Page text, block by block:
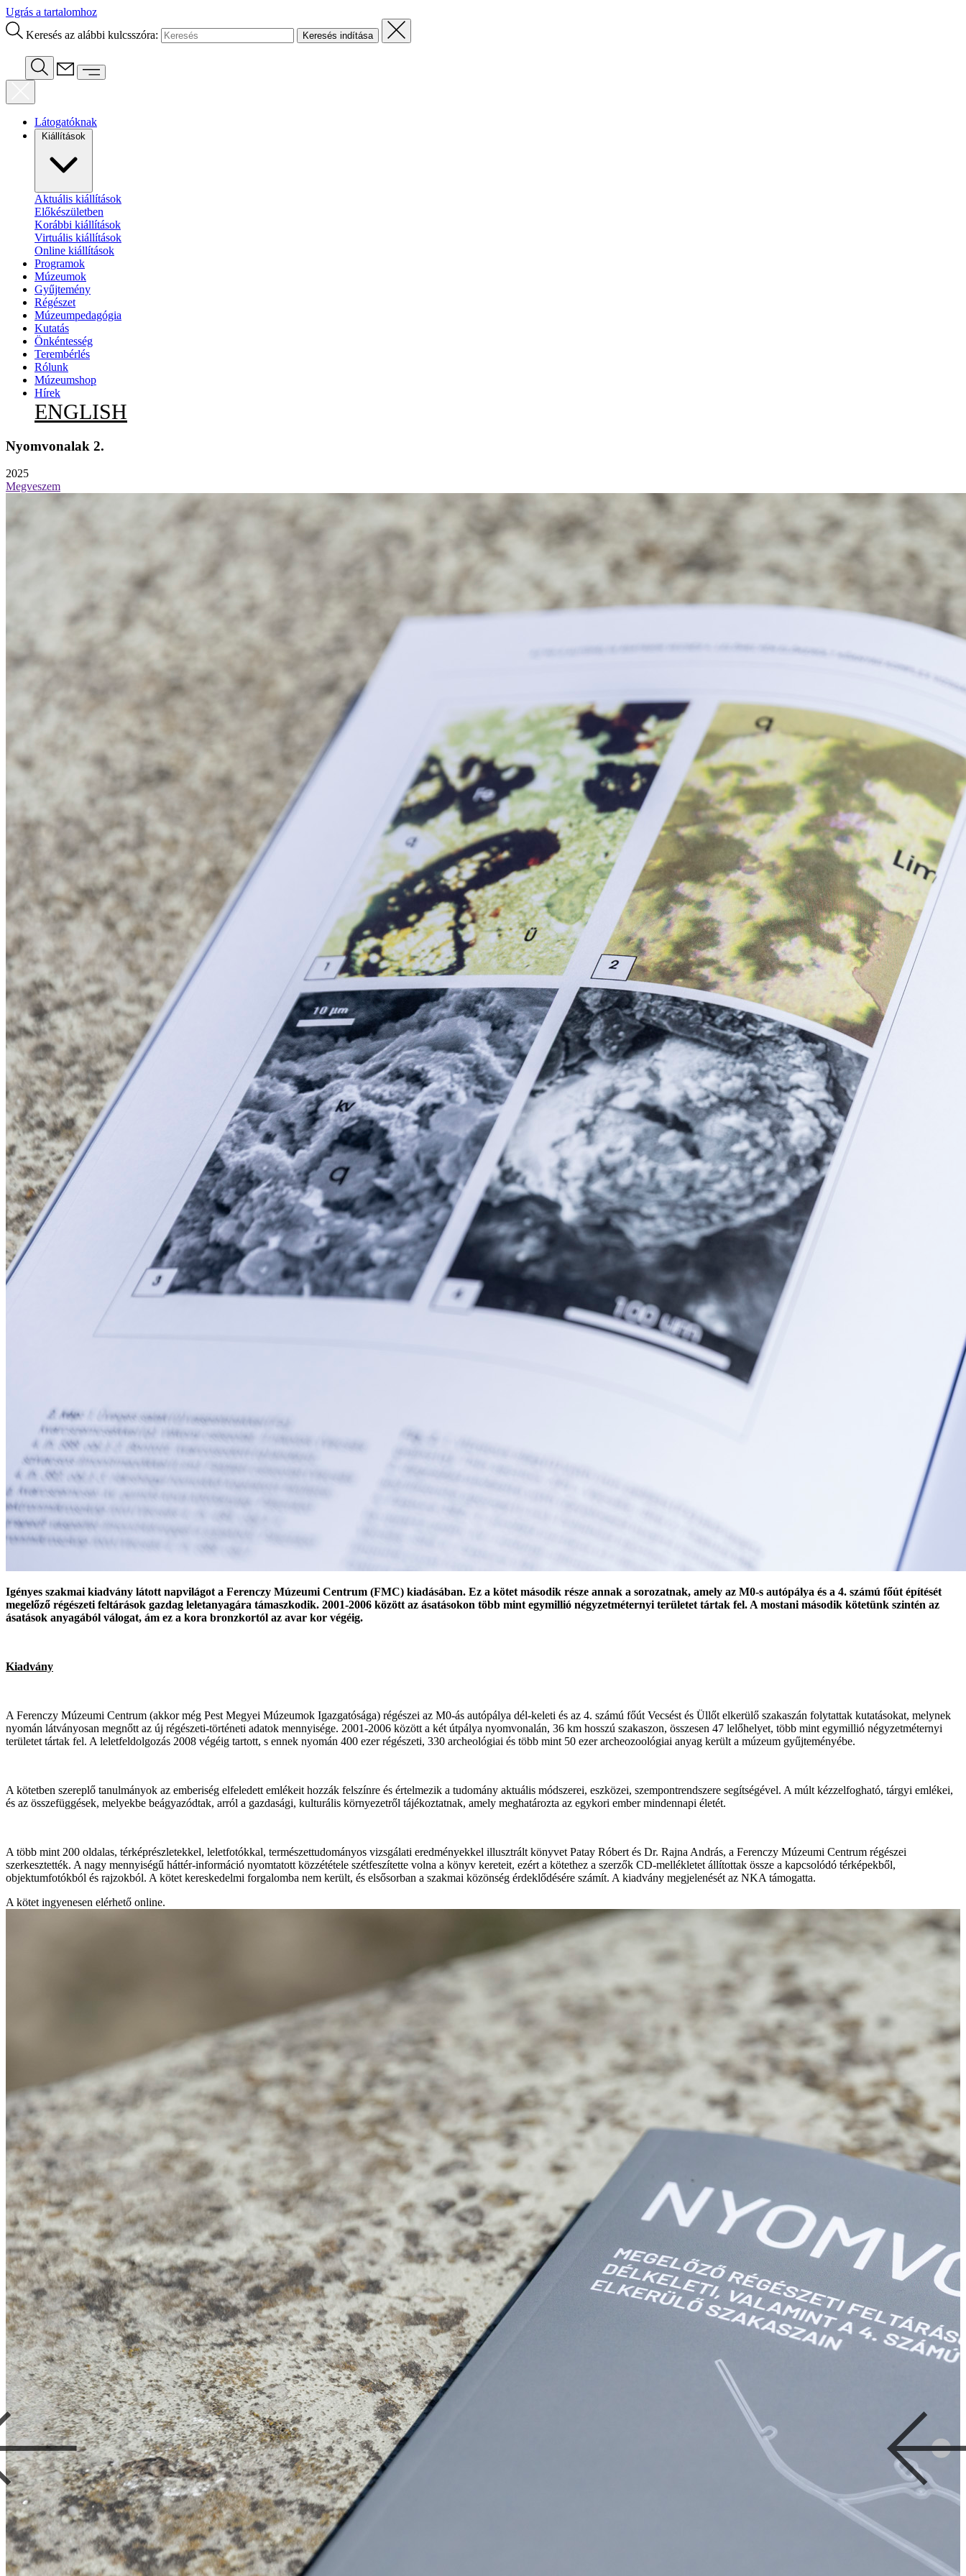
Ugrás a tartalomhoz
Keresés az alábbi kulcsszóra:
Látogatóknak
Kiállítások
Aktuális kiállítások
Előkészületben
Korábbi kiállítások
Virtuális kiállítások
Online kiállítások
Programok
Múzeumok
Gyűjtemény
Régészet
Múzeumpedagógia
Kutatás
Önkéntesség
Terembérlés
Rólunk
Múzeumshop
Hírek
ENGLISH
Nyomvonalak 2.
2025
Megveszem
Igényes szakmai kiadvány látott napvilágot a Ferenczy Múzeumi Centrum (FMC) kiadásában. Ez a kötet második része annak a sorozatnak, amely az M0-s autópálya és a 4. számú főút építését
megelőző régészeti feltárások gazdag leletanyagára támaszkodik. 2001-2006 között az ásatásokon több mint egymillió négyzetméternyi területet tártak fel. A mostani második kötetünk szintén az
ásatások anyagából válogat, ám ez a kora bronzkortól az avar kor végéig.
Kiadvány
A Ferenczy Múzeumi Centrum (akkor még Pest Megyei Múzeumok Igazgatósága) régészei az M0-ás autópálya dél-keleti és az 4. számú főút Vecsést és Üllőt elkerülő szakaszán folytattak kutatásokat, melynek
nyomán látványosan megnőtt az új régészeti-történeti adatok mennyisége. 2001-2006 között a két útpálya nyomvonalán, 36 km hosszú szakaszon, összesen 47 lelőhelyet, több mint egymillió négyzetméternyi
területet tártak fel. A leletfeldolgozás 2008 végéig tartott, s ennek nyomán 400 ezer régészeti, 330 archeológiai és több mint 50 ezer archeozoológiai anyag került a múzeum gyűjteményébe.
A kötetben szereplő tanulmányok az emberiség elfeledett emlékeit hozzák felszínre és értelmezik a tudomány aktuális módszerei, eszközei, szempontrendszere segítségével. A múlt kézzelfogható, tárgyi emlékei,
és az összefüggések, melyekbe beágyazódtak, arról a gazdasági, kulturális környezetről tájékoztatnak, amely meghatározta az egykori ember mindennapi életét.
A több mint 200 oldalas, térképrészletekkel, leletfotókkal, természettudományos vizsgálati eredményekkel illusztrált könyvet Patay Róbert és Dr. Rajna András, a Ferenczy Múzeumi Centrum régészei
szerkesztették. A nagy mennyiségű háttér-információ nyomtatott közzététele szétfeszítette volna a könyv kereteit, ezért a kötethez a szerzők CD-mellékletet állítottak össze a kapcsolódó térképekből,
objektumfotókból és rajzokból. A kötet kereskedelmi forgalomba nem került, és elsősorban a szakmai közönség érdeklődésére számít. A kiadvány megjelenését az NKA támogatta.
A kötet ingyenesen elérhető online.